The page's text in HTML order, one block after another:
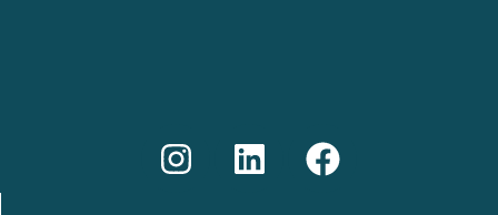
n
s
i
n
a
c